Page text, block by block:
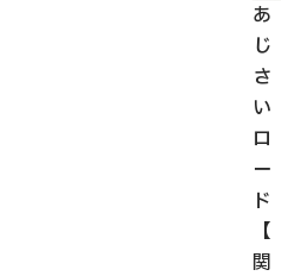
あ
じ
さ
い
ロ
ー
ド
【
関